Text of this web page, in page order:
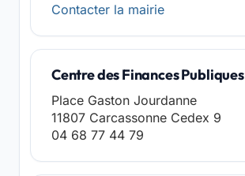
Contacter la mairie
Centre des Finances Publiques
Place Gaston Jourdanne
11807 Carcassonne Cedex 9
04 68 77 44 79